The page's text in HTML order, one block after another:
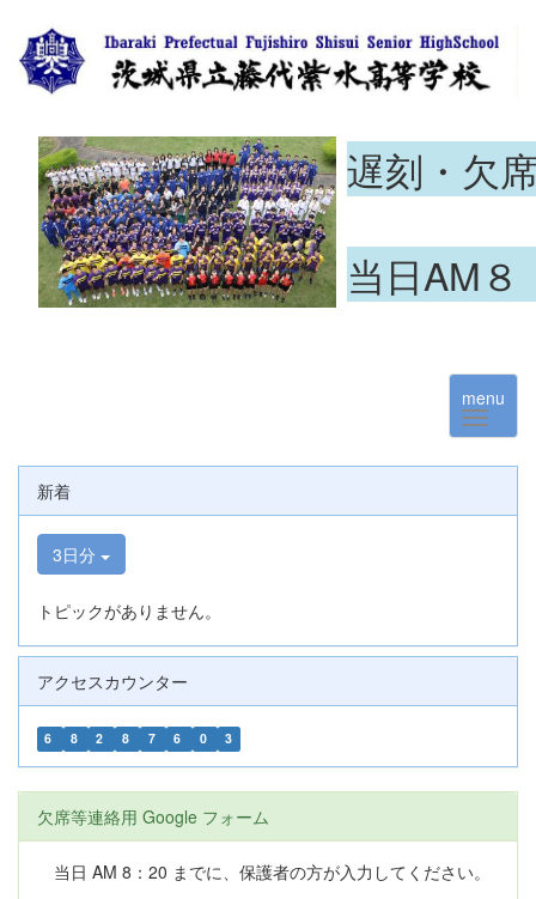
遅刻・欠
当日AM
menu
新着
3日分
トピックがありません。
アクセスカウンター
6 8 2 8 7 6 0 3
欠席等連絡用 Google フォーム
当日 AM 8：20 までに、保護者の方が入力してください。